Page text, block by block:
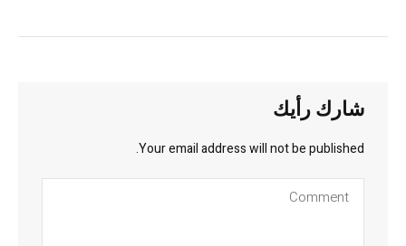
شارك رأيك
Your email address will not be published.